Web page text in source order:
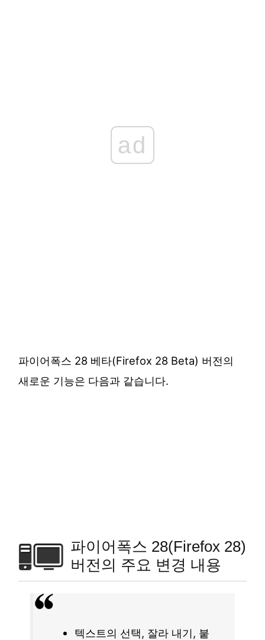
ad
파이어폭스 28 베타(Firefox 28 Beta) 버전의
새로운 기능은 다음과 같습니다.
파이어폭스 28(Firefox 28)
버전의 주요 변경 내용
텍스트의 선택, 잘라 내기, 붙